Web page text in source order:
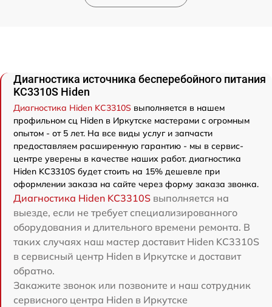
Диагностика источника бесперебойного питания
KC3310S Hiden
Диагностика Hiden KC3310S выполняется в нашем
профильном сц Hiden в Иркутске мастерами с огромным
опытом - от 5 лет. На все виды услуг и запчасти
предоставляем расширенную гарантию - мы в сервис-
центре уверены в качестве наших работ. диагностика
Hiden KC3310S будет стоить на 15% дешевле при
оформлении заказа на сайте через форму заказа звонка.
Диагностика Hiden KC3310S выполняется на
выезде, если не требует специализированного
оборудования и длительного времени ремонта. В
таких случаях наш мастер доставит Hiden KC3310S
в сервисный центр Hiden в Иркутске и доставит
обратно.
Закажите звонок или позвоните и наш сотрудник
сервисного центра Hiden в Иркутске